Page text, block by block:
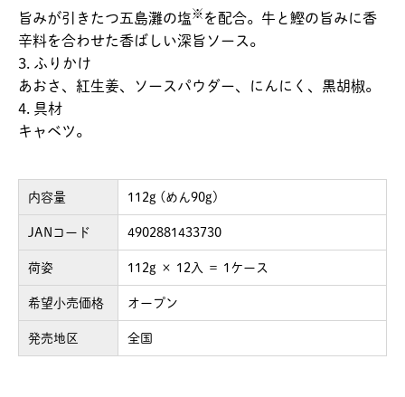
旨みが引きたつ五島灘の塩 ※ を配合。牛と鰹の旨みに香
辛料を合わせた香ばしい深旨ソース。
3. ふりかけ
あおさ、紅生姜、ソースパウダー、にんにく、黒胡椒。
4. 具材
キャベツ。
内容量 112g (めん90g)
JANコード 4902881433730
荷姿 112g × 12入 ＝ 1ケース
希望小売価格 オープン
発売地区 全国